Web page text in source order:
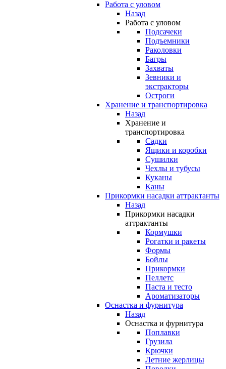
Работа с уловом
Назад
Работа с уловом
Подсачеки
Подъемники
Раколовки
Багры
Захваты
Зевники и
экстракторы
Остроги
Хранение и транспортировка
Назад
Хранение и
транспортировка
Садки
Ящики и коробки
Сушилки
Чехлы и тубусы
Куканы
Каны
Прикормки насадки аттрактанты
Назад
Прикормки насадки
аттрактанты
Кормушки
Рогатки и ракеты
Формы
Бойлы
Прикормки
Пеллетс
Паста и тесто
Ароматизаторы
Оснастка и фурнитура
Назад
Оснастка и фурнитура
Поплавки
Грузила
Крючки
Летние жерлицы